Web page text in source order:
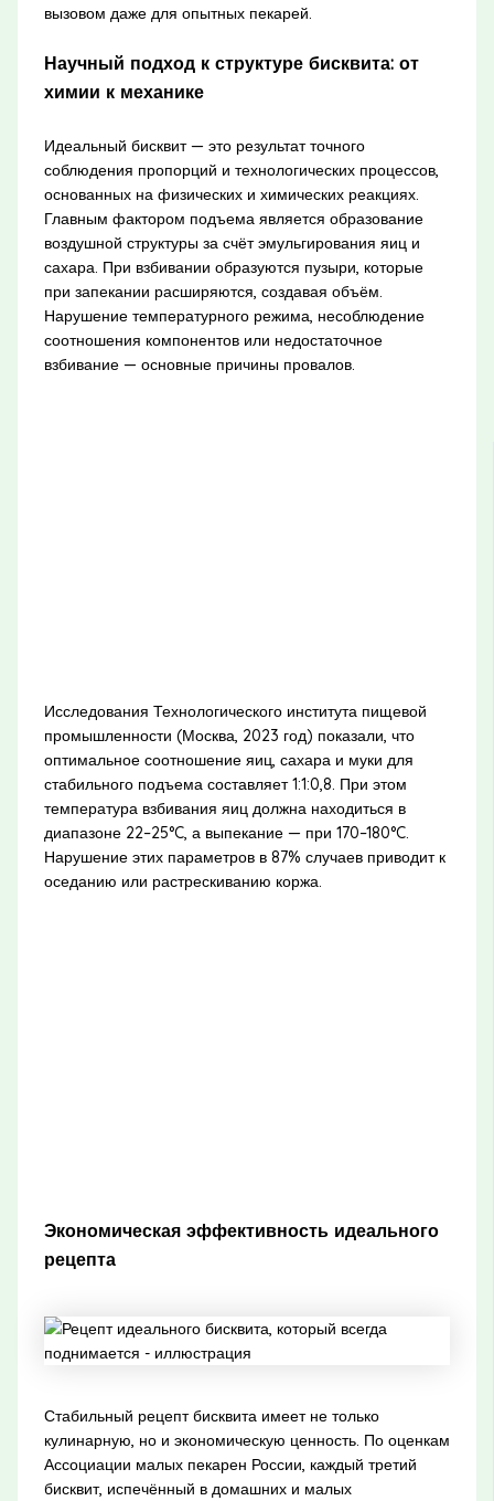
вызовом даже для опытных пекарей.
Научный подход к структуре бисквита: от
химии к механике
Идеальный бисквит — это результат точного
соблюдения пропорций и технологических процессов,
основанных на физических и химических реакциях.
Главным фактором подъема является образование
воздушной структуры за счёт эмульгирования яиц и
сахара. При взбивании образуются пузыри, которые
при запекании расширяются, создавая объём.
Нарушение температурного режима, несоблюдение
соотношения компонентов или недостаточное
взбивание — основные причины провалов.
Исследования Технологического института пищевой
промышленности (Москва, 2023 год) показали, что
оптимальное соотношение яиц, сахара и муки для
стабильного подъема составляет 1:1:0,8. При этом
температура взбивания яиц должна находиться в
диапазоне 22–25°C, а выпекание — при 170–180°C.
Нарушение этих параметров в 87% случаев приводит к
оседанию или растрескиванию коржа.
Экономическая эффективность идеального
рецепта
Стабильный рецепт бисквита имеет не только
кулинарную, но и экономическую ценность. По оценкам
Ассоциации малых пекарен России, каждый третий
бисквит, испечённый в домашних и малых